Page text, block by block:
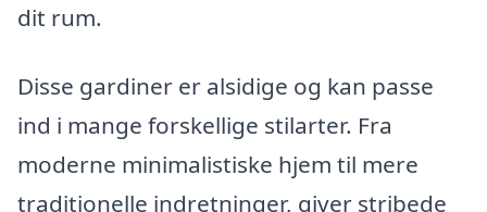
dit rum.
Disse gardiner er alsidige og kan passe
ind i mange forskellige stilarter. Fra
moderne minimalistiske hjem til mere
traditionelle indretninger, giver stribede